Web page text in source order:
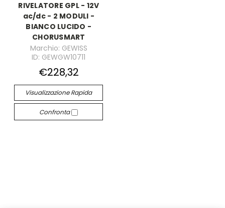
RIVELATORE GPL - 12V
ac/dc - 2 MODULI -
BIANCO LUCIDO -
CHORUSMART
Marchio: GEWISS
ID: GEWGW10711
€228,32
Visualizzazione Rapida
Confronta